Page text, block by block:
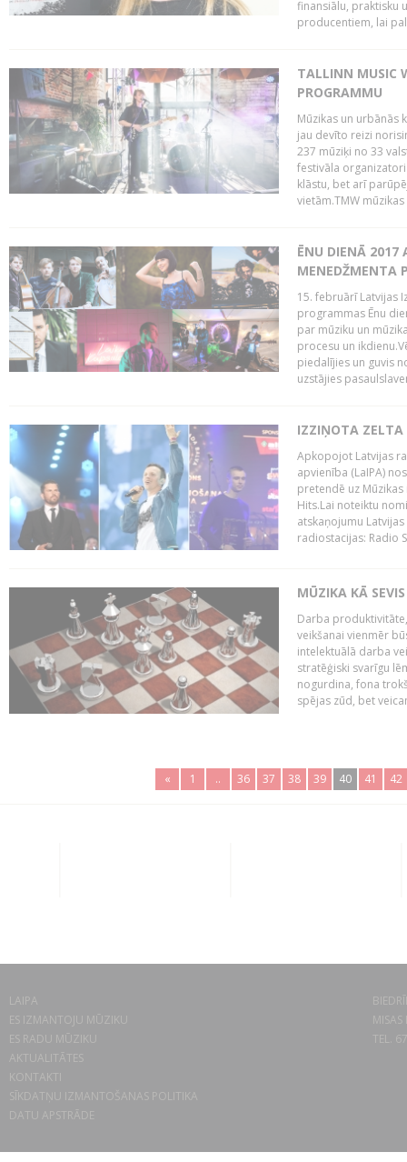
finansiālu, praktisku
producentiem, lai
TALLINN MUSIC
PROGRAMMU
Mūzikas un urbānās
jau devīto reizi
237 mūziķi no 33
festivāla
klāstu, bet arī
vietām.TMW
ĒNU DIENĀ 2017
MENEDŽMENTA
15. februārī Latvijas
programmas Ēnu
par mūziku un
procesu un
piedalījies un guvis
uzstājies
IZZIŅOTA ZELTA
Apkopojot Latvijas
apvienība (LaIPA)
pretendē uz
Hits.Lai noteiktu
atskaņojumu
radiostacijas: Radio
MŪZIKA KĀ
Darba
veikšanai vienmēr
intelektuālā darba
stratēģiski svarīgu
nogurdina, fona
spējas zūd, bet
« 1 .. 36 37 38 39 40 41 42
LAIPA
ES IZMANTOJU MŪZIKU
ES RADU MŪZIKU
AKTUALITĀTES
KONTAKTI
SĪKDATŅU IZMANTOŠANAS POLITIKA
DATU APSTRĀDE
TEL.